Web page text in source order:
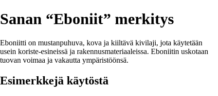
Sanan “Eboniit” merkitys
Eboniitti on mustanpuhuva, kova ja kiiltävä kivilaji, jota käytetään
usein koriste-esineissä ja rakennusmateriaaleissa. Eboniitin uskotaan
tuovan voimaa ja vakautta ympäristöönsä.
Esimerkkejä käytöstä